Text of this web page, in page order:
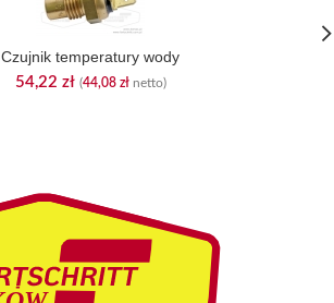
Czujnik temperatury wody
54,22 zł (44,08 złnetto)